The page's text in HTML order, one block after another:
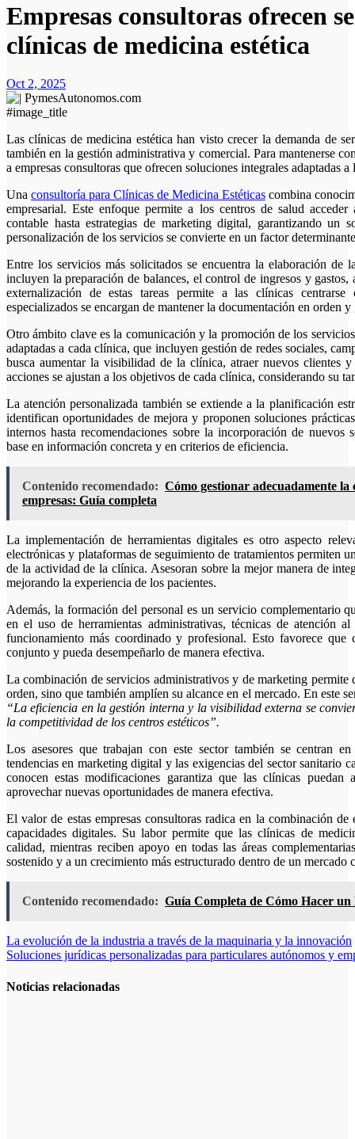
Empresas consultoras ofrecen
clínicas de medicina estética
Oct 2, 2025
#image_title
Las clínicas de medicina estética han visto crecer la demanda de servicios especializados no solo en el área médica, sino
también en la gestión administrativa y comercial. Para mantenerse
a empresas consultoras que ofrecen soluciones integrales adaptadas a
Una consultoría para Clínicas de Medicina Estéticas combina
empresarial. Este enfoque permite a los centros de salud
contable hasta estrategias de marketing digital, garantizando un
personalización de los servicios se convierte en un factor
Entre los servicios más solicitados se encuentra la elaboración de
incluyen la preparación de balances, el control de ingresos y
externalización de estas tareas permite a las clínicas
especializados se encargan de mantener la documentación en orden
Otro ámbito clave es la comunicación y la promoción de los
adaptadas a cada clínica, que incluyen gestión de redes sociales,
busca aumentar la visibilidad de la clínica, atraer nuevos clientes
acciones se ajustan a los objetivos de cada clínica, considerando su
La atención personalizada también se extiende a la planificación
identifican oportunidades de mejora y proponen soluciones
internos hasta recomendaciones sobre la incorporación de nuevos
base en información concreta y en criterios de eficiencia.
Contenido recomendado: Cómo gestionar adecuadamente la
empresas: Guía completa
La implementación de herramientas digitales es otro aspecto
electrónicas y plataformas de seguimiento de tratamientos permiten
de la actividad de la clínica. Asesoran sobre la mejor manera de
mejorando la experiencia de los pacientes.
Además, la formación del personal es un servicio complementario
en el uso de herramientas administrativas, técnicas de atención
funcionamiento más coordinado y profesional. Esto favorece
conjunto y pueda desempeñarlo de manera efectiva.
La combinación de servicios administrativos y de marketing permite
orden, sino que también amplíen su alcance en el mercado. En este
“La eficiencia en la gestión interna y la visibilidad externa se
la competitividad de los centros estéticos”.
Los asesores que trabajan con este sector también se centran
tendencias en marketing digital y las exigencias del sector sanitario
conocen estas modificaciones garantiza que las clínicas puedan
aprovechar nuevas oportunidades de manera efectiva.
El valor de estas empresas consultoras radica en la combinación
capacidades digitales. Su labor permite que las clínicas de
calidad, mientras reciben apoyo en todas las áreas
sostenido y a un crecimiento más estructurado dentro de un mercado
Contenido recomendado: Guía Completa de Cómo Hacer
Navegación
de
entradas
La evolución de la industria a través de la maquinaria y la innovación
Soluciones jurídicas personalizadas para particulares autónomos y
Noticias relacionadas